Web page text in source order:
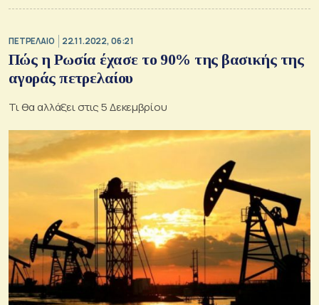
ΠΕΤΡΕΛΑΙΟ 22.11.2022, 06:21
Πώς η Ρωσία έχασε το 90% της βασικής της
αγοράς πετρελαίου
Τι θα αλλάξει στις 5 Δεκεμβρίου